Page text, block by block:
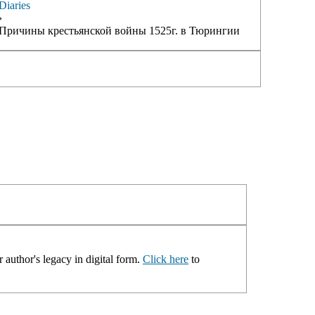
author's legacy in digital form. Click here to
крестьянской войны 1525г. в Тюрингии